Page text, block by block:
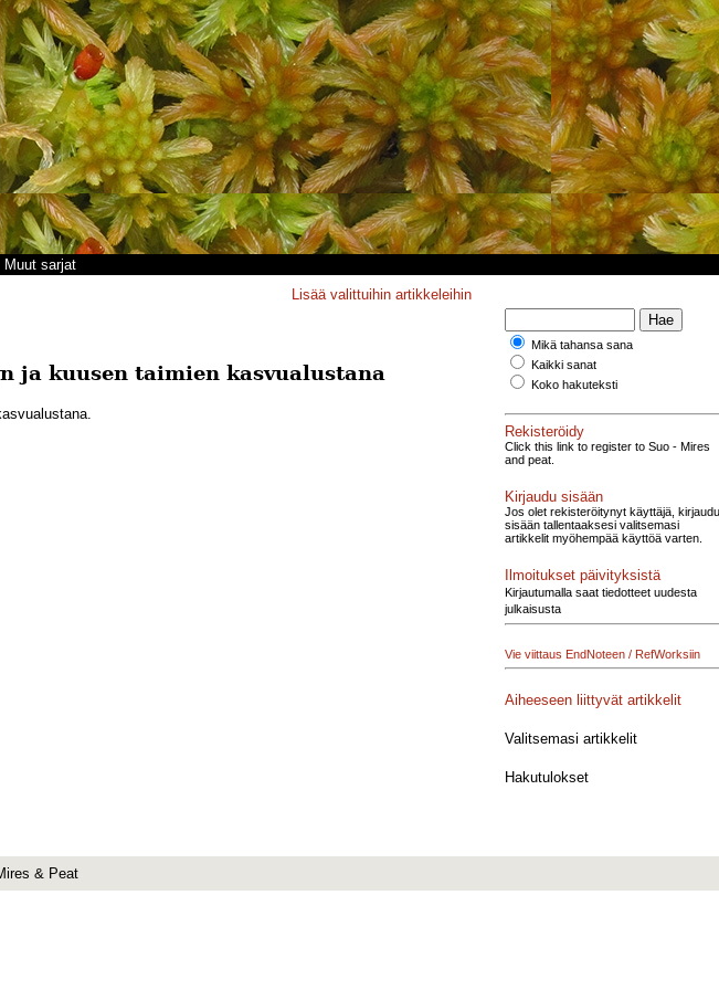
Muut sarjat
Lisää valittuihin artikkeleihin
ja kuusen taimien kasvualustana
Mikä tahansa sana
Kaikki sanat
Koko hakuteksti
Rekisteröidy
Click this link to register to Suo - Mires
and peat.
Kirjaudu sisään
Jos olet rekisteröitynyt käyttäjä, kirjaudu
sisään tallentaaksesi valitsemasi
artikkelit myöhempää käyttöä varten.
Ilmoitukset päivityksistä
Kirjautumalla saat tiedotteet uudesta
julkaisusta
Vie viittaus EndNoteen / RefWorksiin
Aiheeseen liittyvät artikkelit
Valitsemasi artikkelit
Hakutulokset
& Peat